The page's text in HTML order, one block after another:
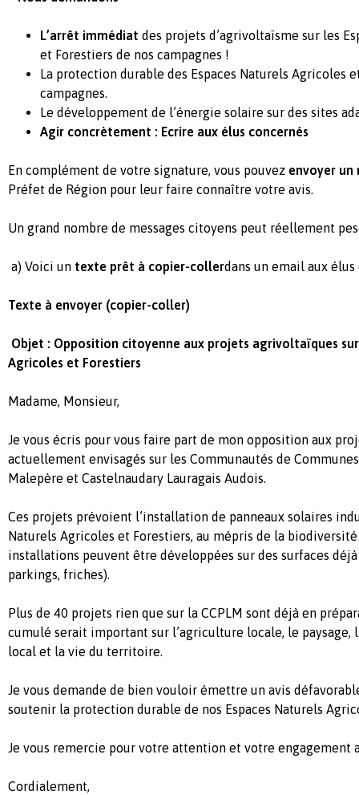
L’arrêt immédiat des projets d’agrivoltaïsme sur les
et Forestiers de nos campagnes !
La protection durable des Espaces Naturels Agricoles
campagnes.
Le développement de l’énergie solaire sur des sites
Agir concrètement : Ecrire aux élus concernés
En complément de votre signature, vous pouvez envoyer un
Préfet de Région pour leur faire connaître votre avis.
Un grand nombre de messages citoyens peut réellement
a) Voici un texte prêt à copier-collerdans un email aux élus
Texte à envoyer (copier-coller)
Objet : Opposition citoyenne aux projets agrivoltaïques sur
Agricoles et Forestiers
Madame, Monsieur,
Je vous écris pour vous faire part de mon opposition aux
actuellement envisagés sur les Communautés de
Malepère et Castelnaudary Lauragais Audois.
Ces projets prévoient l’installation de panneaux solaires
Naturels Agricoles et Forestiers, au mépris de la
installations peuvent être développées sur des surfaces
parkings, friches).
Plus de 40 projets rien que sur la CCPLM sont déjà en
cumulé serait important sur l’agriculture locale, le
local et la vie du territoire.
Je vous demande de bien vouloir émettre un avis
soutenir la protection durable de nos Espaces Naturels
Je vous remercie pour votre attention et votre engagement
Cordialement,